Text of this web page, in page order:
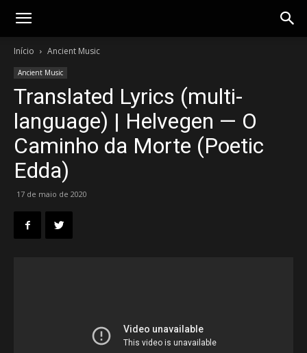
Gotik
Início Ancient Music
Ancient Music
Translated Lyrics (multi-
language) | Helvegen — O
Caminho da Morte (Poetic
Edda)
17 de maio de 2020